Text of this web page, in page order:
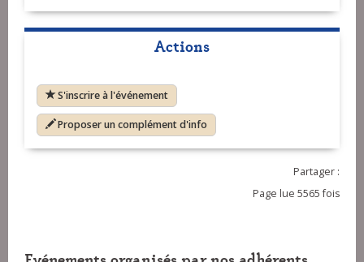
Actions
S'inscrire à l'événement
Proposer un complément d'info
Partager :
Page lue 5565 fois